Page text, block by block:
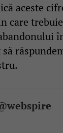
aceste
care